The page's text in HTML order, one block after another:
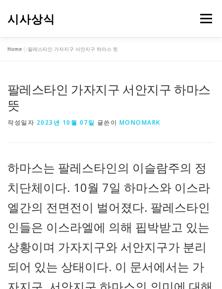
시사상식 메뉴
Home »팔레스타인 가자지구 서안지구 하마스 뜻
팔레스타인 가자지구 서안지구 하마스
뜻
작성일자 2023년 10월 07일 글쓴이 MONOMARK
하마스는 팔레스타인의 이슬람주의 정
치단체이다. 10월 7일 하마스와 이스라
엘간의 전면전이 벌어졌다. 팔레스타인
인들은 이스라엘에 의해 핍박받고 있는
상황이며 가자지구와 서안지구가 분리
되어 있는 상태이다. 이 문서에서는 가